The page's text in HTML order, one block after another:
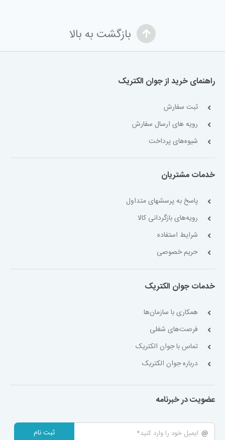
بازگشت به بالا
راهنمای خرید از جوان الکتریک
ثبت سفارش
رویه های ارسال سفارش
شیوه‌های پرداخت
خدمات مشتریان
پاسخ به پرسشهای متداول
رویه‌های بازگردانی کالا
شرایط استفاده
حریم خصوصی
خدمات جوان الکتریک
همکاری با سازمان‌ها
فرصت‌های شغلی
تماس با جوان الکتریک
درباره جوان الکتریک
عضویت در خبرنامه
ثبت نام